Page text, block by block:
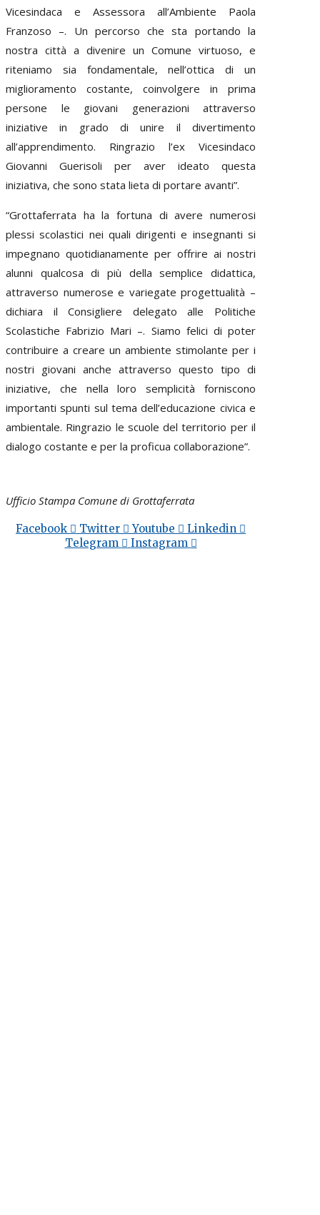
Vicesindaca e Assessora all’Ambiente Paola
Franzoso –. Un percorso che sta portando la
nostra città a divenire un Comune virtuoso, e
riteniamo sia fondamentale, nell’ottica di un
miglioramento costante, coinvolgere in prima
persone le giovani generazioni attraverso
iniziative in grado di unire il divertimento
all’apprendimento. Ringrazio l’ex Vicesindaco
Giovanni Guerisoli per aver ideato questa
iniziativa, che sono stata lieta di portare avanti”.
“Grottaferrata ha la fortuna di avere numerosi
plessi scolastici nei quali dirigenti e insegnanti si
impegnano quotidianamente per offrire ai nostri
alunni qualcosa di più della semplice didattica,
attraverso numerose e variegate progettualità –
dichiara il Consigliere delegato alle Politiche
Scolastiche Fabrizio Mari –. Siamo felici di poter
contribuire a creare un ambiente stimolante per i
nostri giovani anche attraverso questo tipo di
iniziative, che nella loro semplicità forniscono
importanti spunti sul tema dell’educazione civica e
ambientale. Ringrazio le scuole del territorio per il
dialogo costante e per la proficua collaborazione”.
Ufficio Stampa Comune di Grottaferrata
Facebook Twitter Youtube
Linkedin
Telegram
Instagram